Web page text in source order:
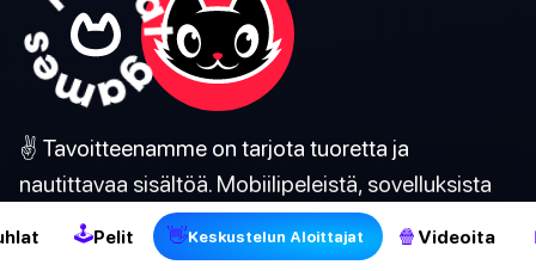
🕹Pelit 👋Keskustelun Aloittajat 🍿 Videoita
✌️ Tavoitteenamme on tarjota tuoretta ja
nautittavaa sisältöä. Mobiilipeleistä, sovelluksista
ja tietokilpailuista, juhla- ja juomapeleistä.